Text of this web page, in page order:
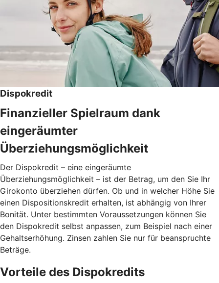
Dispokredit
Finanzieller Spielraum dank
eingeräumter
Überziehungsmöglichkeit
Der Dispokredit – eine eingeräumte
Überziehungsmöglichkeit – ist der Betrag, um den Sie Ihr
Girokonto überziehen dürfen. Ob und in welcher Höhe Sie
einen Dispositionskredit erhalten, ist abhängig von Ihrer
Bonität. Unter bestimmten Voraussetzungen können Sie
den Dispokredit selbst anpassen, zum Beispiel nach einer
Gehaltserhöhung. Zinsen zahlen Sie nur für beanspruchte
Beträge.
Vorteile des Dispokredits